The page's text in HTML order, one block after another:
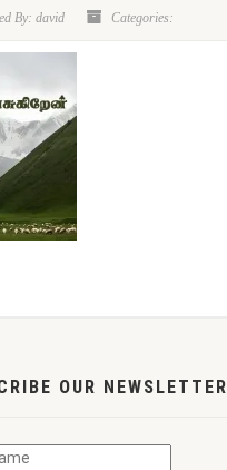
By: david Categories:
OUR NEWSLETTER